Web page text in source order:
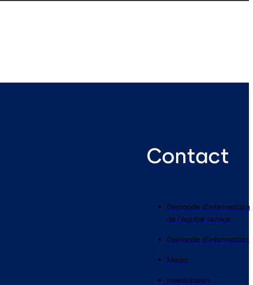
Contact
Demande d'intervention
de l'équipe service
Demande d'information
Media
Investisseurs